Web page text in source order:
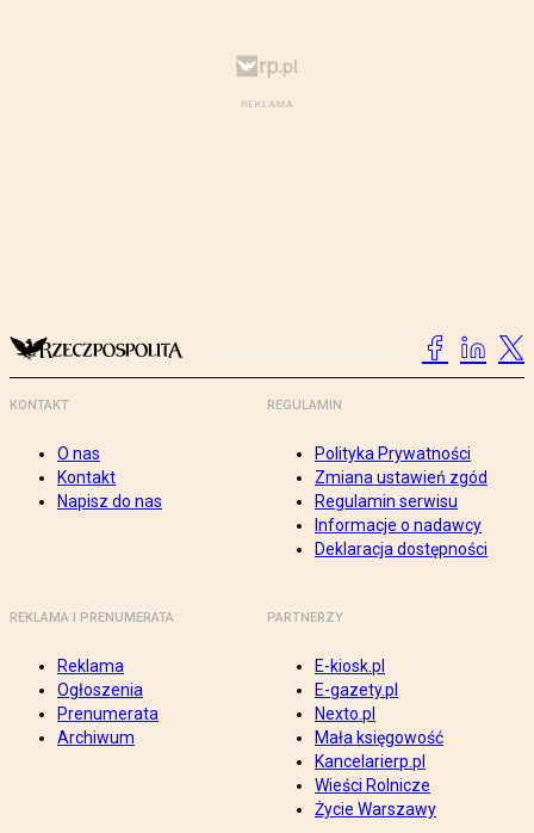
KONTAKT
O nas
Kontakt
Napisz do nas
REGULAMIN
Polityka Prywatności
Zmiana ustawień zgód
Regulamin serwisu
Informacje o nadawcy
Deklaracja dostępności
REKLAMA I PRENUMERATA
Reklama
Ogłoszenia
Prenumerata
Archiwum
PARTNERZY
E-kiosk.pl
E-gazety.pl
Nexto.pl
Mała księgowość
Kancelarierp.pl
Wieści Rolnicze
Życie Warszawy